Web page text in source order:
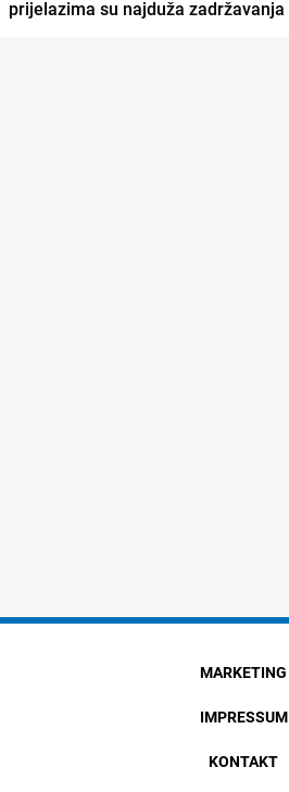
prijelazima su najduža zadržavanja
MARKETING
IMPRESSUM
KONTAKT